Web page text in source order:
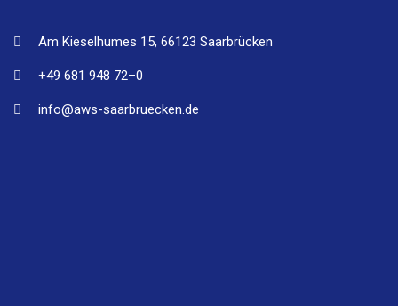
Am Kieselhumes 15, 66123 Saarbrücken
+49 681 948 72–0
info@aws-saarbruecken.de